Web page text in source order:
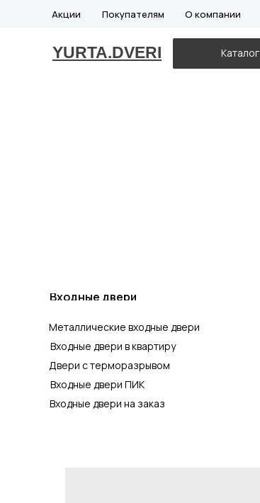
Акции Покупателям О компании
YURTA.DVERI Каталог
Входные двери на заказ
Входные двери ПИК
Двери с терморазрывом
Входные двери в квартиру
Металлические входные двери
Входные двери